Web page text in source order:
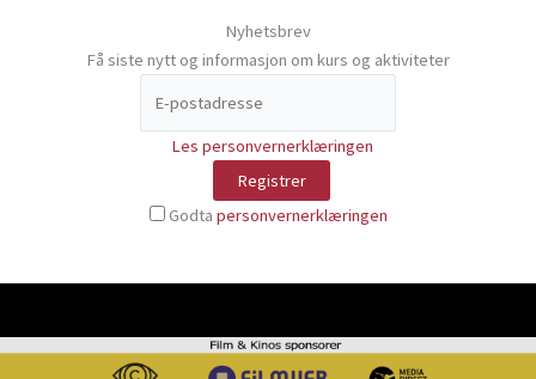
Nyhetsbrev
Få siste nytt og informasjon om kurs og aktiviteter
Les personvernerklæringen
Godta personvernerklæringen